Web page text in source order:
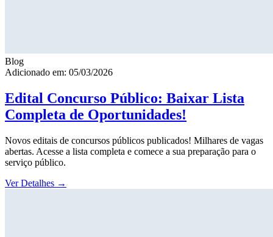
Blog
Adicionado em: 05/03/2026
Edital Concurso Público: Baixar Lista
Completa de Oportunidades!
Novos editais de concursos públicos publicados! Milhares de vagas
abertas. Acesse a lista completa e comece a sua preparação para o
serviço público.
Ver Detalhes →